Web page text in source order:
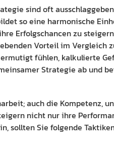
sind oft
so eine harmonische
Erfolgschancen zu
Vorteil im Vergleich
fühlen, kalkulierte
Strategie ab und
auch die Kompetenz,
nicht nur ihre
sollten Sie folgende